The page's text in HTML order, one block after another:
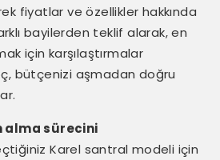
fiyatlar ve özellikler hakkında
bayilerden teklif alarak, en
için karşılaştırmalar
bütçenizi aşmadan doğru
alma sürecini
Karel santral modeli için